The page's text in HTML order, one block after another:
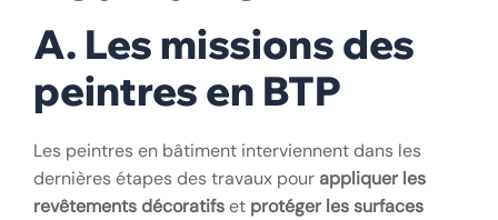
A. Les missions des
peintres en BTP
Les peintres en bâtiment interviennent dans les
dernières étapes des travaux pourappliquer les
revêtements décoratifset protéger les surfaces